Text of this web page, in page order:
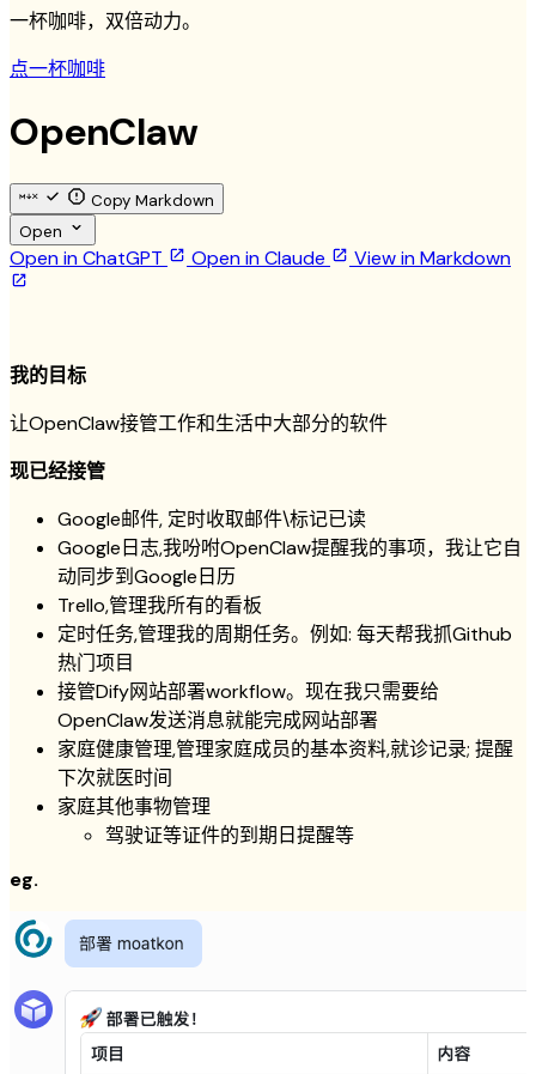
一杯咖啡，双倍动力。
点一杯咖啡
OpenClaw
Copy Markdown
Open
Open in ChatGPT Open in Claude View in Markdown
我的目标
让OpenClaw接管工作和生活中大部分的软件
现已经接管
Google邮件, 定时收取邮件\标记已读
Google日志,我吩咐OpenClaw提醒我的事项，我让它自
动同步到Google日历
Trello,管理我所有的看板
定时任务,管理我的周期任务。例如: 每天帮我抓Github
热门项目
接管Dify网站部署workflow。现在我只需要给
OpenClaw发送消息就能完成网站部署
家庭健康管理,管理家庭成员的基本资料,就诊记录; 提醒
下次就医时间
家庭其他事物管理
驾驶证等证件的到期日提醒等
eg.